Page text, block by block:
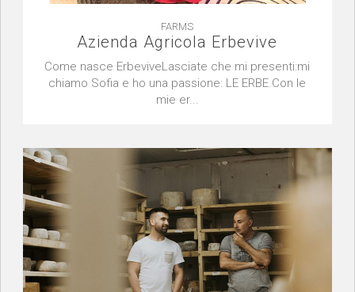
FARMS
Azienda Agricola Erbevive
Come nasce ErbeviveLasciate che mi presenti:mi
chiamo Sofia e ho una passione: LE ERBE.Con le
mie er...